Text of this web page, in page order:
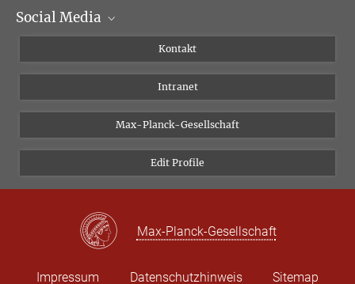
Wissenschaftliche Abteilungen
Social Media
Instagram
Bluesky
Vimeo
Newsletter
Kontakt
Intranet
Max-Planck-Gesellschaft
Edit Profile
Max-Planck-Gesellschaft
Impressum Datenschutzhinweis Sitemap